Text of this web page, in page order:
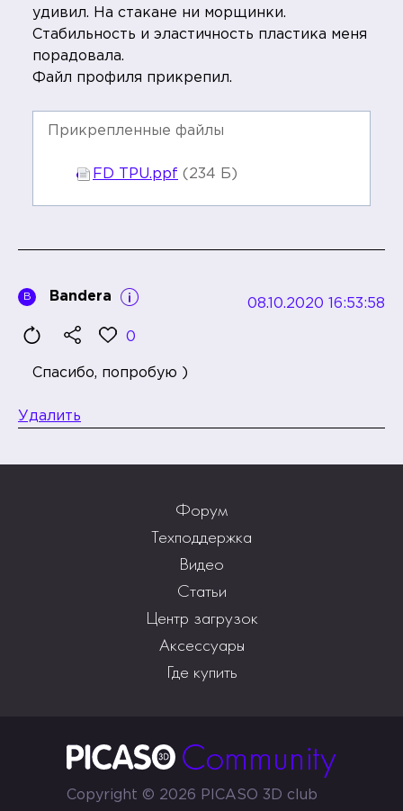
удивил. На стакане ни морщинки.
Стабильность и эластичность пластика меня
порадовала.
Файл профиля прикрепил.
Прикрепленные файлы
FD TPU.ppf (234 Б)
B Bandera 08.10.2020 16:53:58
0
Спасибо, попробую )
Удалить
Форум
Техподдержка
Видео
Статьи
Центр загрузок
Аксессуары
Где купить
Copyright © 2026 PICASO 3D club